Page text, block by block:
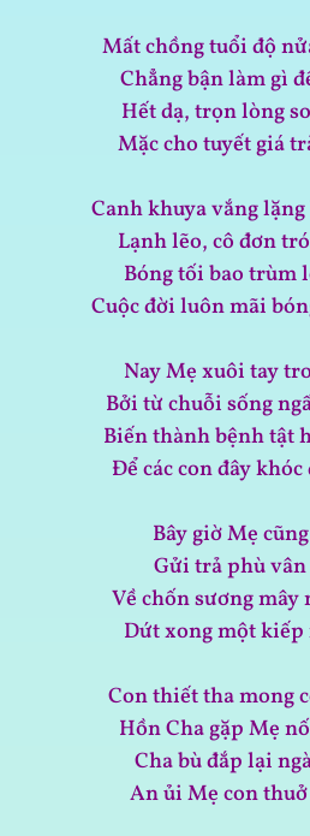
Mất chồng tuổi độ
Chẳng bận làm gì
Hết dạ, trọn lòng
Mặc cho tuyết giá
Canh khuya vắng
Lạnh lẽo, cô đơn
Bóng tối bao trùm
Cuộc đời luôn mãi
Nay Mẹ xuôi tay
Bởi từ chuỗi sống
Biến thành bệnh tật
Để các con đây
Bây giờ Mẹ
Gửi trả phù vân
Về chốn sương mây
Dứt xong một
Con thiết tha mong
Hồn Cha gặp Mẹ
Cha bù đắp lại
An ủi Mẹ con